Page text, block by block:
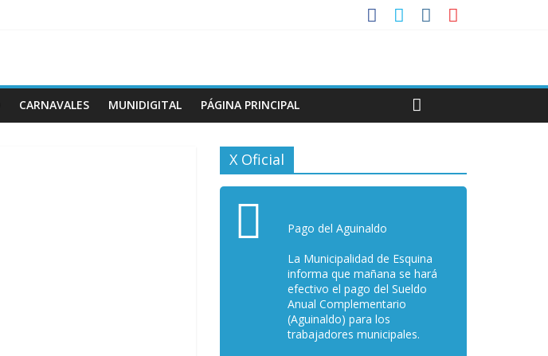
CARNAVALES MUNIDIGITAL PÁGINA PRINCIPAL
X Oficial
Pago del Aguinaldo
La Municipalidad de Esquina
informa que mañana se hará
efectivo el pago del Sueldo
Anual Complementario
(Aguinaldo) para los
trabajadores municipales.